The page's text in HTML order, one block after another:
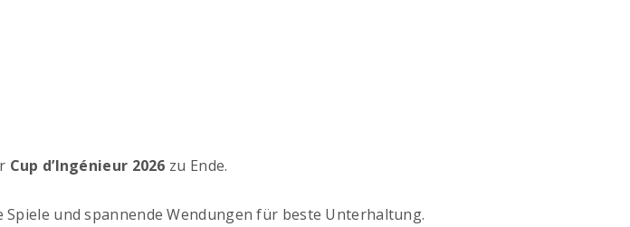
Cup d’Ingénieur 2026 zu Ende.
und spannende Wendungen für beste Unterhaltung.